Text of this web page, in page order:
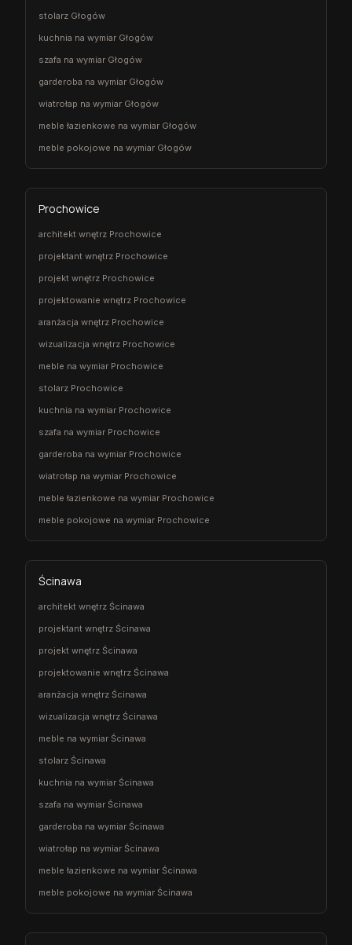
stolarz Głogów
kuchnia na wymiar Głogów
szafa na wymiar Głogów
garderoba na wymiar Głogów
wiatrołap na wymiar Głogów
meble łazienkowe na wymiar Głogów
meble pokojowe na wymiar Głogów
Prochowice
architekt wnętrz Prochowice
projektant wnętrz Prochowice
projekt wnętrz Prochowice
projektowanie wnętrz Prochowice
aranżacja wnętrz Prochowice
wizualizacja wnętrz Prochowice
meble na wymiar Prochowice
stolarz Prochowice
kuchnia na wymiar Prochowice
szafa na wymiar Prochowice
garderoba na wymiar Prochowice
wiatrołap na wymiar Prochowice
meble łazienkowe na wymiar Prochowice
meble pokojowe na wymiar Prochowice
Ścinawa
architekt wnętrz Ścinawa
projektant wnętrz Ścinawa
projekt wnętrz Ścinawa
projektowanie wnętrz Ścinawa
aranżacja wnętrz Ścinawa
wizualizacja wnętrz Ścinawa
meble na wymiar Ścinawa
stolarz Ścinawa
kuchnia na wymiar Ścinawa
szafa na wymiar Ścinawa
garderoba na wymiar Ścinawa
wiatrołap na wymiar Ścinawa
meble łazienkowe na wymiar Ścinawa
meble pokojowe na wymiar Ścinawa